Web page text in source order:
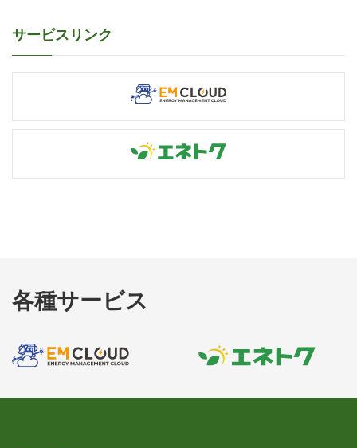
サービスリンク
各種サービス